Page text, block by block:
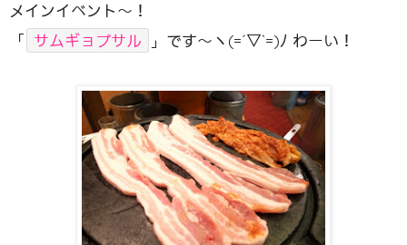
メインイベント〜！
「 サムギョプサル 」です〜ヽ(=´▽`=)ﾉ わーい！